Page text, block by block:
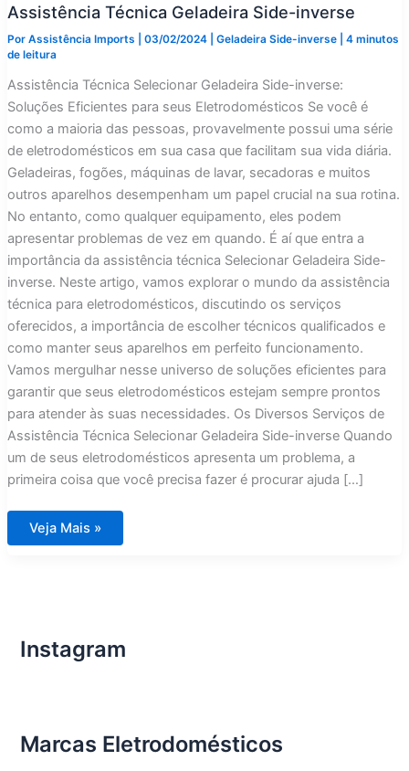
Assistência Técnica Geladeira Side-inverse
Por Assistência Imports 03/02/2024 Geladeira Side-inverse| 4 minutos
de leitura
Assistência Técnica Selecionar Geladeira Side-inverse:
Soluções Eficientes para seus Eletrodomésticos Se você é
como a maioria das pessoas, provavelmente possui uma série
de eletrodomésticos em sua casa que facilitam sua vida diária.
Geladeiras, fogões, máquinas de lavar, secadoras e muitos
outros aparelhos desempenham um papel crucial na sua rotina.
No entanto, como qualquer equipamento, eles podem
apresentar problemas de vez em quando. É aí que entra a
importância da assistência técnica Selecionar Geladeira Side-
inverse. Neste artigo, vamos explorar o mundo da assistência
técnica para eletrodomésticos, discutindo os serviços
oferecidos, a importância de escolher técnicos qualificados e
como manter seus aparelhos em perfeito funcionamento.
Vamos mergulhar nesse universo de soluções eficientes para
garantir que seus eletrodomésticos estejam sempre prontos
para atender às suas necessidades. Os Diversos Serviços de
Assistência Técnica Selecionar Geladeira Side-inverse Quando
um de seus eletrodomésticos apresenta um problema, a
primeira coisa que você precisa fazer é procurar ajuda […]
Assistência
Técnica
Veja Mais »
Instagram
Marcas Eletrodomésticos